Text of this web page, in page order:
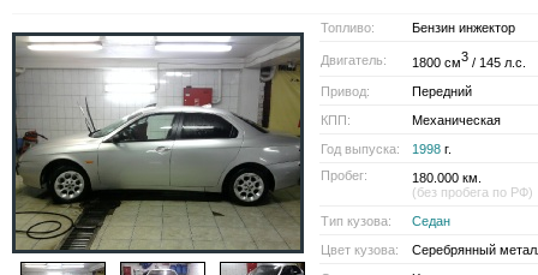
Топливо: Бензин инжектор
Двигатель: 1800 см3 / 145 л.с.
Привод:
Передний
КПП:
Механическая
Год выпуска:
1998 г.
Пробег:
180.000 км.
(без пробега по РФ)
Тип кузова:
Седан
Цвет кузова:
Серебрянный